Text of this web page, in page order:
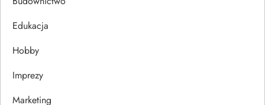
j
a
w
Edukacja
Hobby
Imprezy
Marketing